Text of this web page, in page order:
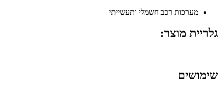
מערכות רכב חשמלי ותעשייתי
גלריית מוצר:
שימושים